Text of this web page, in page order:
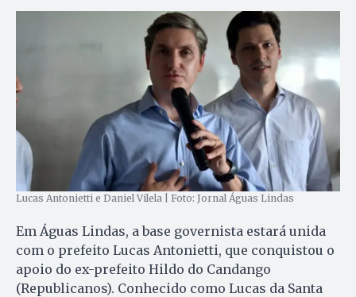
Lucas Antonietti e Daniel Vilela | Foto: Jornal Águas Lindas
Em Águas Lindas, a base governista estará unida
com o prefeito Lucas Antonietti, que conquistou o
apoio do ex-prefeito Hildo do Candango
(Republicanos). Conhecido como Lucas da Santa